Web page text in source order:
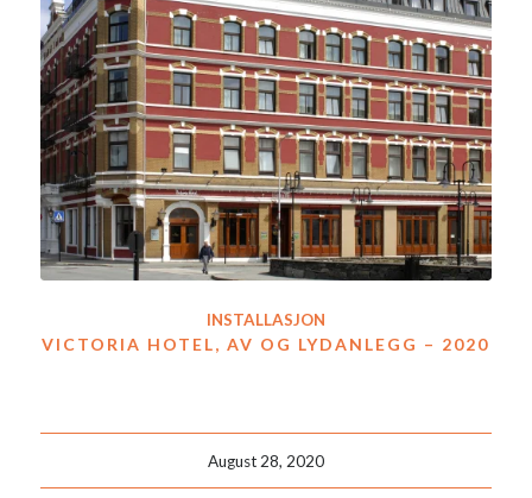
INSTALLASJON
VICTORIA HOTEL, AV OG LYDANLEGG – 2020
August 28, 2020